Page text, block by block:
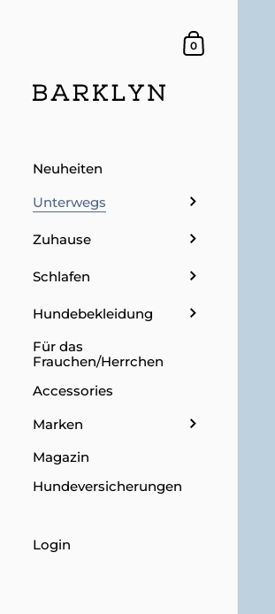
Dein
0
Neuheiten
Unterwegs
Zuhause
Schlafen
Hundebekleidung
Für das
Frauchen/Herrchen
Accessories
Marken
Magazin
Hundeversicherungen
Login